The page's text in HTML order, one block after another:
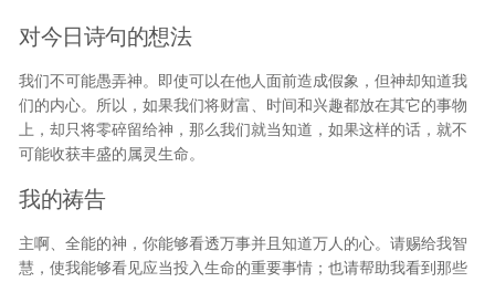
对今日诗句的想法
我们不可能愚弄神。即使可以在他人面前造成假象，但神却知道我
们的内心。所以，如果我们将财富、时间和兴趣都放在其它的事物
上，却只将零碎留给神，那么我们就当知道，如果这样的话，就不
可能收获丰盛的属灵生命。
我的祷告
主啊、全能的神，你能够看透万事并且知道万人的心。请赐给我智
慧，使我能够看见应当投入生命的重要事情；也请帮助我看到那些